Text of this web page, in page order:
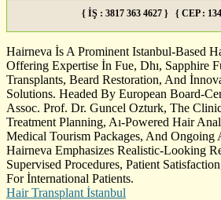
{ İŞ : 3817 363 4627 } { CEP :
Hairneva İs A Prominent Istanbul-Based
Offering Expertise İn Fue, Dhı, Sapphire
Transplants, Beard Restoration, And
Solutions. Headed By European Board-
Assoc. Prof. Dr. Guncel Ozturk, The
Treatment Planning, Aı-Powered Hair
Medical Tourism Packages, And Ongoing
Hairneva Emphasizes Realistic-Looking
Supervised Procedures, Patient
For İnternational Patients.
Hair Transplant İstanbul